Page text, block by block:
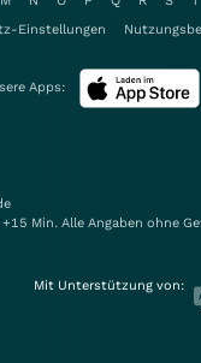
Einstellungen
Apps:
Min. Alle Angaben ohne
Mit Unterstützung von: